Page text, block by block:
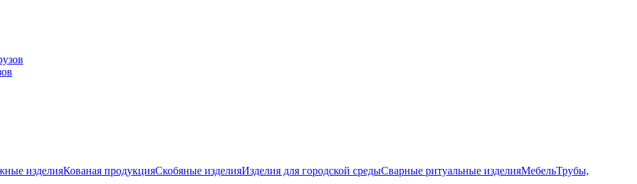
изделияКованая продукцияСкобяные изделияИзделия для городской средыСварные ритуальные изделияМебельТрубы,